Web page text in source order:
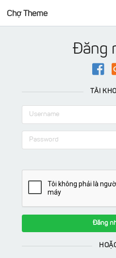
Chợ Theme
Đăng
TÀI
Đăng